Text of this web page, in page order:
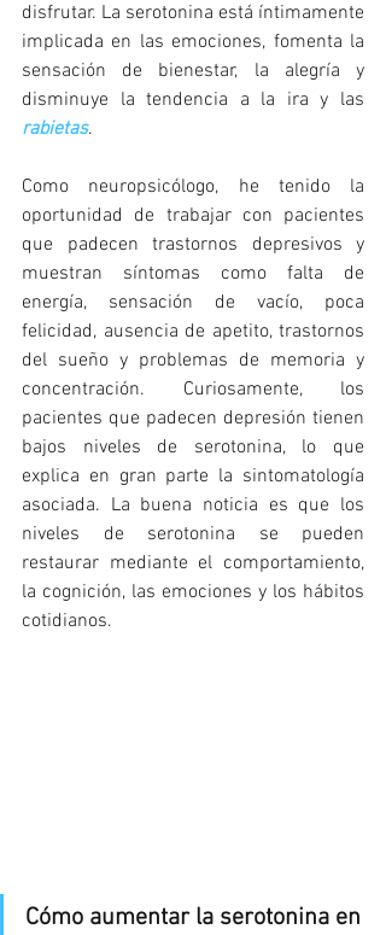
disfrutar. La serotonina está íntimamente
implicada en las emociones, fomenta la
sensación de bienestar, la alegría y
rabietas.
Como neuropsicólogo, he tenido la
oportunidad de trabajar con pacientes
que padecen trastornos depresivos y
muestran síntomas como falta de
energía, sensación de vacío, poca
felicidad, ausencia de apetito, trastornos
del sueño y problemas de memoria y
concentración. Curiosamente, los
pacientes que padecen depresión tienen
bajos niveles de serotonina, lo que
explica en gran parte la sintomatología
asociada. La buena noticia es que los
niveles de serotonina se pueden
restaurar mediante el comportamiento,
la cognición, las emociones y los hábitos
cotidianos.
Cómo aumentar la serotonina en